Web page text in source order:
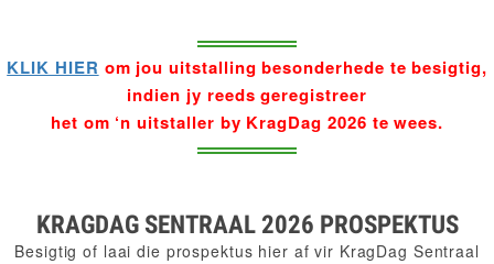
KLIK HIER om jou uitstalling besonderhede te besigtig,
indien jy reeds geregistreer
het om ‘n uitstaller by KragDag 2026 te wees.
KRAGDAG SENTRAAL 2026 PROSPEKTUS
Besigtig of laai die prospektus hier af vir KragDag Sentraal